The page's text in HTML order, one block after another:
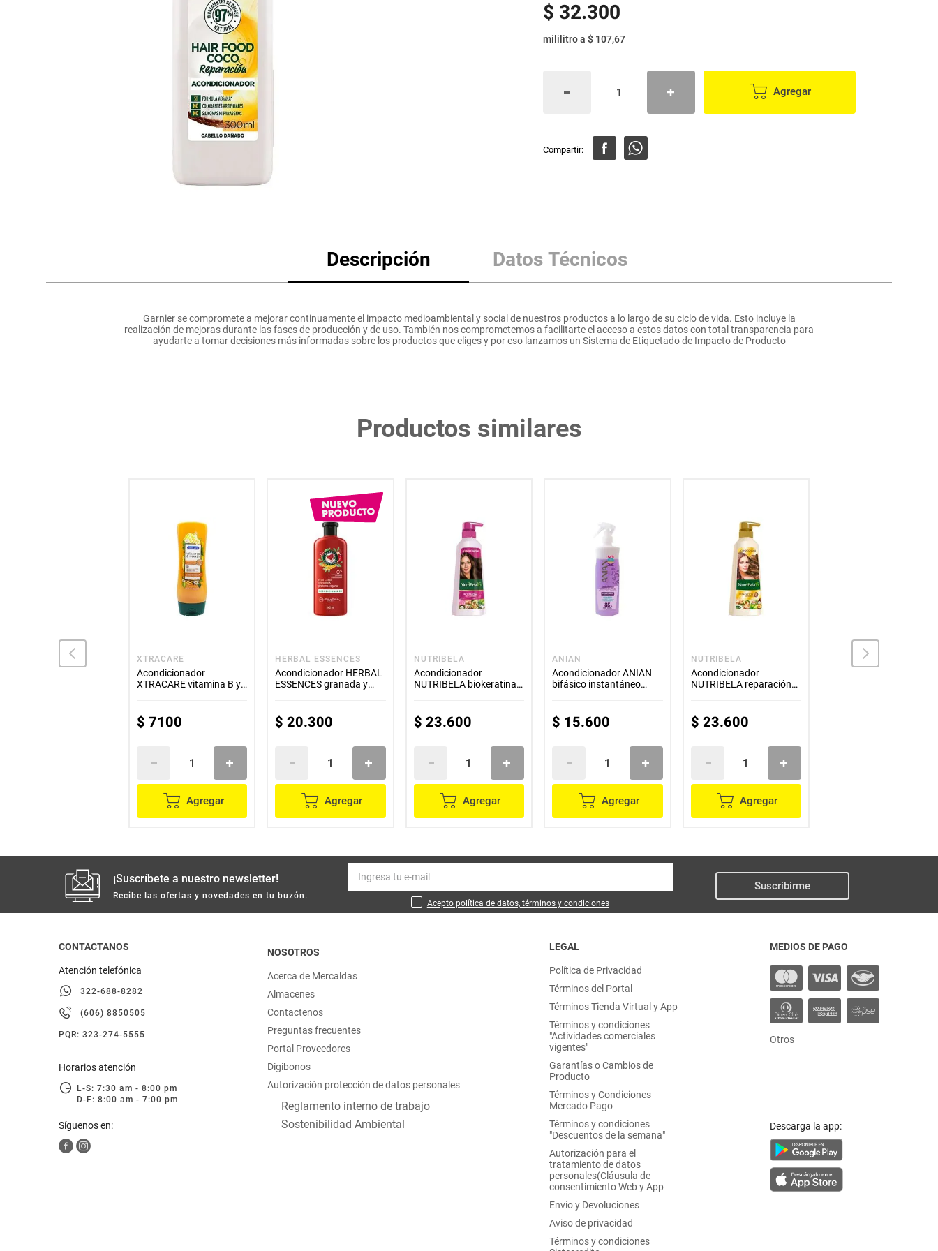
otros
$ 32.300
mililitroa $ 107,67
Agregar
Descripción Datos Técnicos
Garnier se compromete a mejorar continuamente el impacto medioambiental y social de nuestros productos a lo largo de su ciclo de vida. Esto incluye la
realización de mejoras durante las fases de producción y de uso. También nos comprometemos a facilitarte el acceso a estos datos con total transparencia para
ayudarte a tomar decisiones más informadas sobre los productos que eliges y por eso lanzamos un Sistema de Etiquetado de Impacto de Producto
Productos similares
XTRACARE
Acondicionador
XTRACARE vitamina B y
$ 7100
Agregar
HERBAL ESSENCES
Acondicionador HERBAL
ESSENCES granada y
$ 20.300
Agregar
NUTRIBELA
Acondicionador
NUTRIBELA biokeratina
$ 23.600
Agregar
ANIAN
Acondicionador ANIAN
bifásico instantáneo
$ 15.600
Agregar
NUTRIBELA
Acondicionador
NUTRIBELA reparación
$ 23.600
Agregar
¡Suscríbete a nuestro newsletter!
Recibe las ofertas y novedades en tu buzón.
Acepto política de datos, términos y condiciones
Suscribirme
CONTACTANOS
Atención telefónica
322-688-8282
(606) 8850505
PQR: 323-274-5555
Horarios atención
L-S: 7:30 am - 8:00 pm
D-F: 8:00 am - 7:00 pm
Síguenos en:
NOSOTROS
Acerca de Mercaldas
Almacenes
Contactenos
Preguntas frecuentes
Portal Proveedores
Digibonos
Autorización protección de datos personales
Reglamento interno de trabajo
Sostenibilidad Ambiental
LEGAL
Política de Privacidad
Términos del Portal
Términos Tienda Virtual y App
Términos y condiciones
"Actividades comerciales
vigentes"
Garantías o Cambios de
Producto
Términos y Condiciones
Mercado Pago
Términos y condiciones
"Descuentos de la semana"
Autorización para el
tratamiento de datos
personales(Cláusula de
consentimiento Web y App
Envío y Devoluciones
Aviso de privacidad
Términos y condiciones
MEDIOS DE PAGO
Otros
Descarga la app:
Arroz